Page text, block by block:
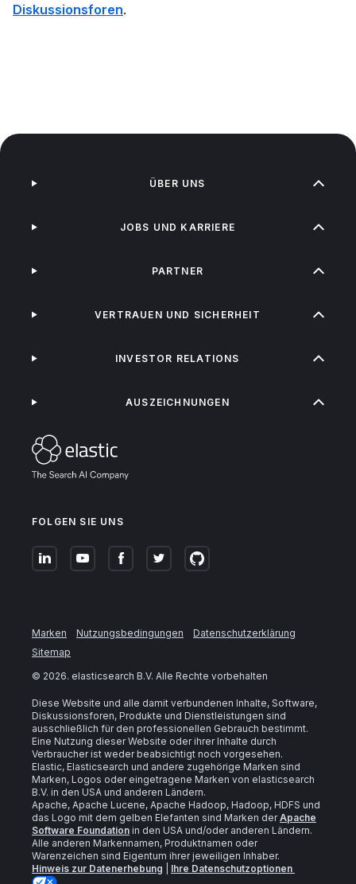
Diskussionsforen.
FOLGEN SIE UNS
ÜBER UNS
JOBS UND KARRIERE
PARTNER
VERTRAUEN UND SICHERHEIT
INVESTOR RELATIONS
AUSZEICHNUNGEN
Marken Nutzungsbedingungen
Datenschutzerklärung
Sitemap
© 2026. elasticsearch B.V. Alle Rechte vorbehalten
Diese Website und alle damit verbundenen Inhalte, Software,
Diskussionsforen, Produkte und Dienstleistungen sind
ausschließlich für den professionellen Gebrauch bestimmt.
Eine Nutzung dieser Website oder ihrer Inhalte durch
Verbraucher ist weder beabsichtigt noch vorgesehen.
Elastic, Elasticsearch und andere zugehörige Marken sind
Marken, Logos oder eingetragene Marken von elasticsearch
B.V. in den USA und anderen Ländern.
Apache, Apache Lucene, Apache Hadoop, Hadoop, HDFS und
das Logo mit dem gelben Elefanten sind Marken derApache
Software Foundation in den USA und/oder anderen Ländern.
Alle anderen Markennamen, Produktnamen oder
Warenzeichen sind Eigentum ihrer jeweiligen Inhaber.
Hinweis zur Datenerhebung
Ihre Datenschutzoptionen